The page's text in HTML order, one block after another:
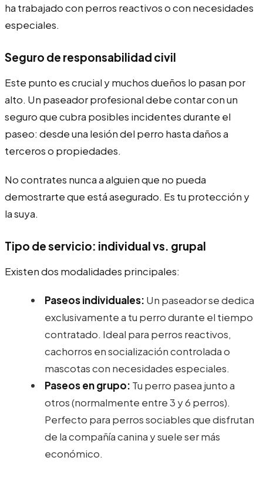
ha trabajado con perros reactivos o con necesidades
especiales.
Seguro de responsabilidad civil
Este punto es crucial y muchos dueños lo pasan por
alto. Un paseador profesional debe contar con un
seguro que cubra posibles incidentes durante el
paseo: desde una lesión del perro hasta daños a
terceros o propiedades.
No contrates nunca a alguien que no pueda
demostrarte que está asegurado. Es tu protección y
la suya.
Tipo de servicio: individual vs. grupal
Existen dos modalidades principales:
Paseos individuales: Un paseador se dedica
exclusivamente a tu perro durante el tiempo
contratado. Ideal para perros reactivos,
cachorros en socialización controlada o
mascotas con necesidades especiales.
Paseos en grupo: Tu perro pasea junto a
otros (normalmente entre 3 y 6 perros).
Perfecto para perros sociables que disfrutan
de la compañía canina y suele ser más
económico.